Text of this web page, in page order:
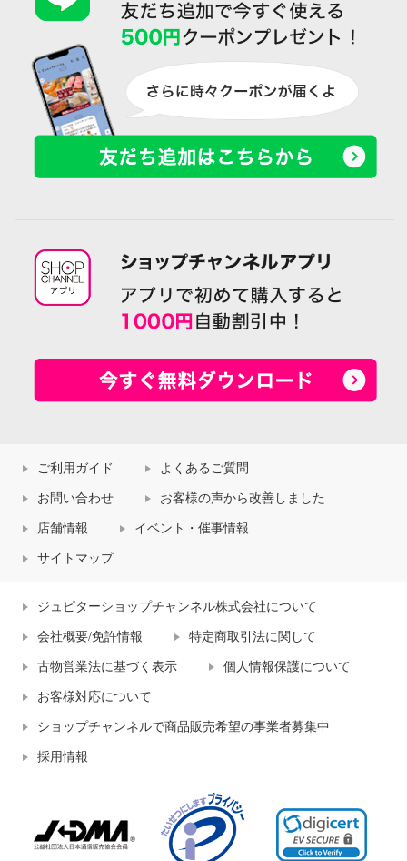
ご利用ガイド よくあるご質問
お問い合わせ お客様の声から改善しました
店舗情報 イベント・催事情報
サイトマップ
ジュピターショップチャンネル株式会社について
会社概要/免許情報 特定商取引法に関して
古物営業法に基づく表示 個人情報保護について
お客様対応について
ショップチャンネルで商品販売希望の事業者募集中
採用情報